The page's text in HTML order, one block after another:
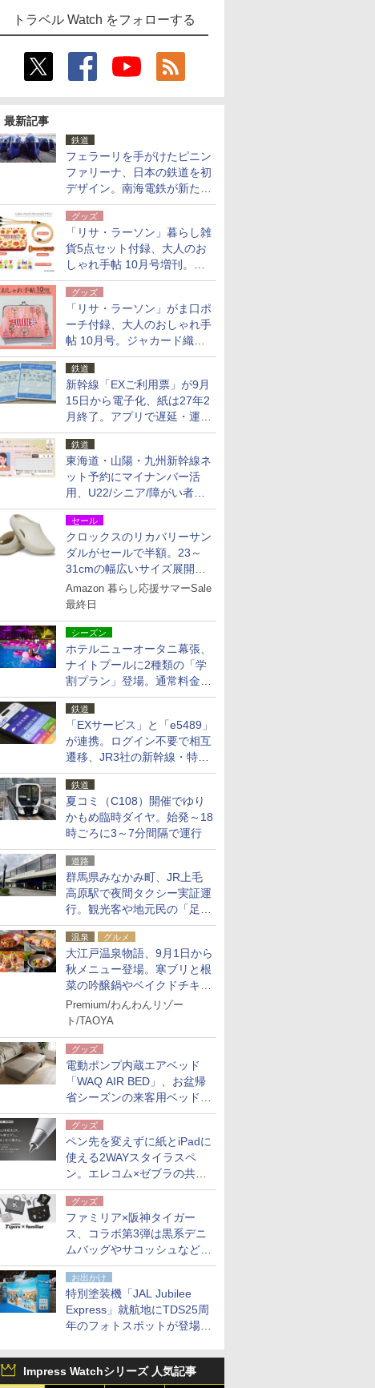
トラベル Watch をフォローする
最新記事
鉄道
フェラーリを手がけたピニン
ファリーナ、日本の鉄道を初
デザイン。南海電鉄が新たな
「空港特急」をなにわ筋線へ
導入
グッズ
「リサ・ラーソン」暮らし雑
貨5点セット付録、大人のお
しゃれ手帖 10月号増刊。
USBケーブルや缶ケースなど
グッズ
「リサ・ラーソン」がま口ポ
ーチ付録、大人のおしゃれ手
帖 10月号。ジャカード織の
北欧猫デザイン
鉄道
新幹線「EXご利用票」が9月
15日から電子化、紙は27年2
月終了。アプリで遅延・運休
も確認可能に
鉄道
東海道・山陽・九州新幹線ネ
ット予約にマイナンバー活
用、U22/シニア/障がい者割
を9月15日から発売
セール
クロックスのリカバリーサン
ダルがセールで半額。23～
31cmの幅広いサイズ展開、
独自のクッション素材を採用
Amazon 暮らし応援サマーSale
最終日
シーズン
ホテルニューオータニ幕張、
ナイトプールに2種類の「学
割プラン」登場。通常料金の
およそ半額でお得に夜活
鉄道
「EXサービス」と「e5489」
が連携。ログイン不要で相互
遷移、JR3社の新幹線・特急
予約をアプリで一括確認
鉄道
夏コミ（C108）開催でゆり
かもめ臨時ダイヤ。始発～18
時ごろに3～7分間隔で運行
道路
群馬県みなかみ町、JR上毛
高原駅で夜間タクシー実証運
行。観光客や地元民の「足が
ない」課題解消へ、木金土に
2台体制
温泉 グルメ
大江戸温泉物語、9月1日から
秋メニュー登場。寒ブリと根
菜の吟醸鍋やベイクドチキ
ン、ショコラ＆栗スイーツも
食べ放題に
Premium/わんわんリゾー
ト/TAOYA
グッズ
電動ポンプ内蔵エアベッド
「WAQ AIR BED」、お盆帰
省シーズンの来客用ベッドに
も。使用後は収納バッグでコ
ンパクトに保管
グッズ
ペン先を変えずに紙とiPadに
使える2WAYスタイラスペ
ン。エレコム×ゼブラの共同
開発
グッズ
ファミリア×阪神タイガー
ス、コラボ第3弾は黒系デニ
ムバッグやサコッシュなど6
点。8月21日オンラインスト
アで発売
お出かけ
特別塗装機「JAL Jubilee
Express」就航地にTDS25周
年のフォトスポットが登場。
Impress Watchシリーズ 人気記事